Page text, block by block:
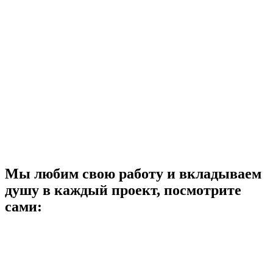
Мы любим свою работу и вкладываем
душу в каждый проект, посмотрите
сами: